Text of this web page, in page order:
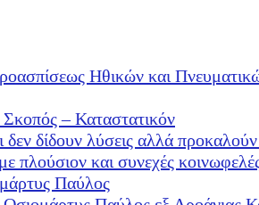
Ηθικών και
– Καταστατικόν
δεν δίδουν λύσεις αλλά
πλούσιον και συνεχές
Παύλος